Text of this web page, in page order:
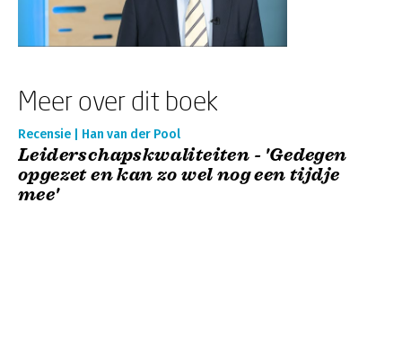
Meer over dit boek
Recensie | Han van der Pool
Leiderschapskwaliteiten - 'Gedegen
opgezet en kan zo wel nog een tijdje
mee'